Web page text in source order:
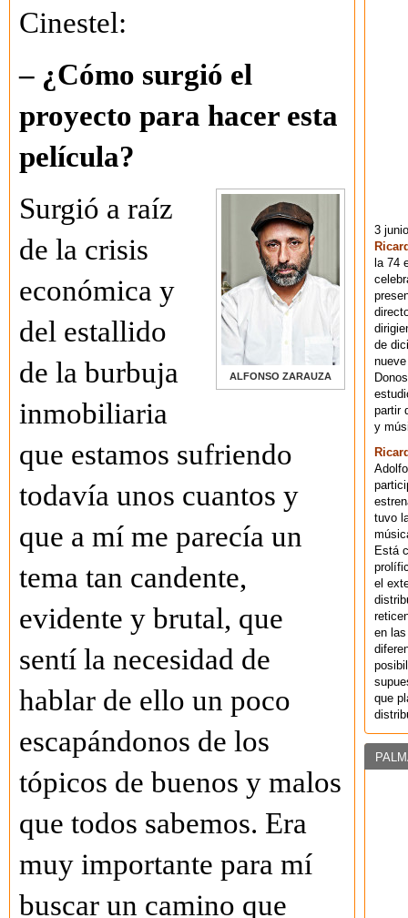
Cinestel:
– ¿Cómo surgió el
proyecto para hacer esta
película?
ALFONSO ZARAUZA
Surgió a raíz
de la crisis
económica y
del estallido
de la burbuja
inmobiliaria
que estamos sufriendo
todavía unos cuantos y
que a mí me parecía un
tema tan candente,
evidente y brutal, que
sentí la necesidad de
hablar de ello un poco
escapándonos de los
tópicos de buenos y malos
que todos sabemos. Era
muy importante para mí
buscar un camino que
3
la 74
de
partir
y
tuvo
Está
el
en
que